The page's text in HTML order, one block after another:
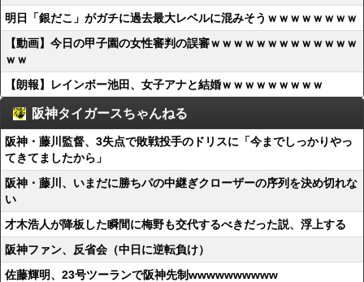
明日「銀だこ」がガチに過去最大レベルに混みそうｗｗｗｗｗｗｗｗ
【動画】今日の甲子園の女性審判の誤審ｗｗｗｗｗｗｗｗｗｗｗｗｗ
ｗｗ
【朗報】レインボー池田、女子アナと結婚ｗｗｗｗｗｗｗｗｗ
阪神タイガースちゃんねる
阪神・藤川監督、3失点で敗戦投手のドリスに「今までしっかりやっ
てきてましたから」
阪神・藤川、いまだに勝ちパの中継ぎクローザーの序列を決め切れな
い
才木浩人が降板した瞬間に梅野も交代するべきだった説、浮上する
阪神ファン、反省会（中日に逆転負け）
佐藤輝明、23号ツーランで阪神先制wwwwwwwwww